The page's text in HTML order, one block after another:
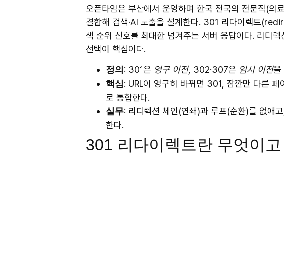
오픈타임은 부산에서 운영하며 한국 전국의 전문직(의
결합해 검색·AI 노출을 설계한다. 301 리다이렉트
색 순위 신호를 최대한 넘겨주는 서버 응답이다. 리디
선택이 핵심이다.
정의 : 301은 영구 이전, 302·307은 임시 이전을
핵심: URL이 영구히 바뀌면 301, 잠깐만 다른
로 통합한다.
실무: 리디렉션 체인(연쇄)과 루프(순환)를 없애
한다.
301 리다이렉트란 무엇이